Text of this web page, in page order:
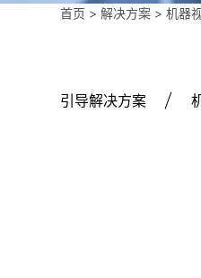
首页 >解决方案 >机器
人装配引导解决方案